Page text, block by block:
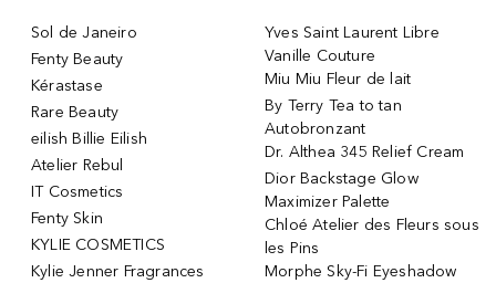
Sol de Janeiro
Fenty Beauty
Kérastase
Rare Beauty
eilish Billie Eilish
Atelier Rebul
IT Cosmetics
Fenty Skin
KYLIE COSMETICS
Kylie Jenner Fragrances
Yves Saint Laurent Libre
Vanille Couture
Miu Miu Fleur de lait
By Terry Tea to tan
Autobronzant
Dr. Althea 345 Relief Cream
Dior Backstage Glow
Maximizer Palette
Chloé Atelier des Fleurs sous
les Pins
Morphe Sky-Fi Eyeshadow